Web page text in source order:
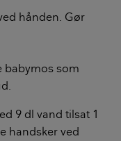
hånden. Gør
babymos som
9 dl vand tilsat 1
handsker ved